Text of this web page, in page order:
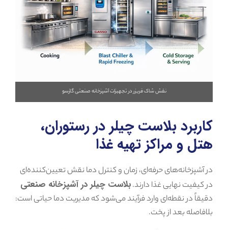
نقش شاک فریزر در تجهیزات آشپزخانه صنعتی گازسو
کاربرد بلاست چیلر در رستوران،
هتل و مراکز تهیه غذا
در آشپزخانه‌های حرفه‌ای، زمان و کنترل دما نقش تعیین‌کننده‌ای
در کیفیت نهایی غذا دارند.بلاست چیلر در آشپزخانه صنعتی
دقیقاً در نقطه‌ای وارد فرآیند می‌شود که مدیریت دما حیاتی است:
بلافاصله بعد از پخت.